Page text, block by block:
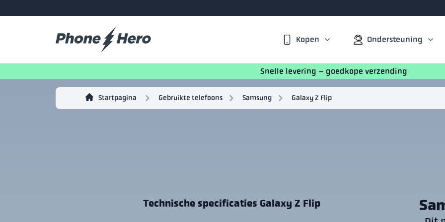
Kopen Ondersteuning
Snelle levering – goedkope verzending
Startpagina Gebruikte telefoons Samsung Galaxy Z Flip
Technische specificaties Galaxy Z Flip